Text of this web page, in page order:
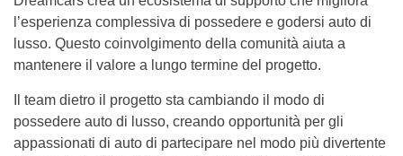
l’esperienza complessiva di possedere e godersi auto di
lusso. Questo coinvolgimento della comunità aiuta a
mantenere il valore a lungo termine del progetto.
Il team dietro il progetto sta cambiando il modo di
possedere auto di lusso, creando opportunità per gli
appassionati di auto di partecipare nel modo più divertente